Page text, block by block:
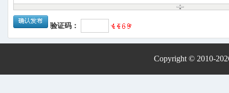
验证码：
Copyright © 2010-